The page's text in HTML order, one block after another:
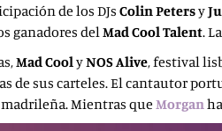
de los DJs Colin Petersy
ganadores del Mad Cool Talent.
Mad Cool yNOS Alive, festival
de sus carteles. El cantautor
Mientras que Morgan